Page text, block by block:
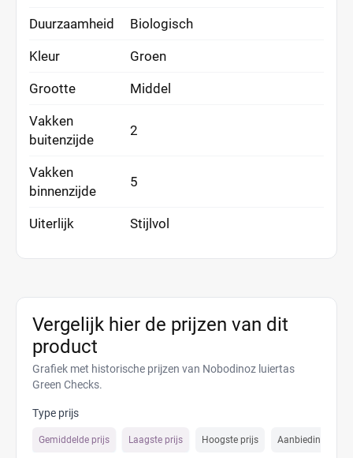
Duurzaamheid Biologisch
Kleur Groen
Grootte Middel
Vakken
buitenzijde
2
Vakken
binnenzijde
5
Uiterlijk Stijlvol
Vergelijk hier de prijzen van dit
product
Grafiek met historische prijzen van Nobodinoz luiertas
Green Checks.
Type prijs
Gemiddelde prijs Laagste prijs Hoogste prijs Aanbiedings prijs